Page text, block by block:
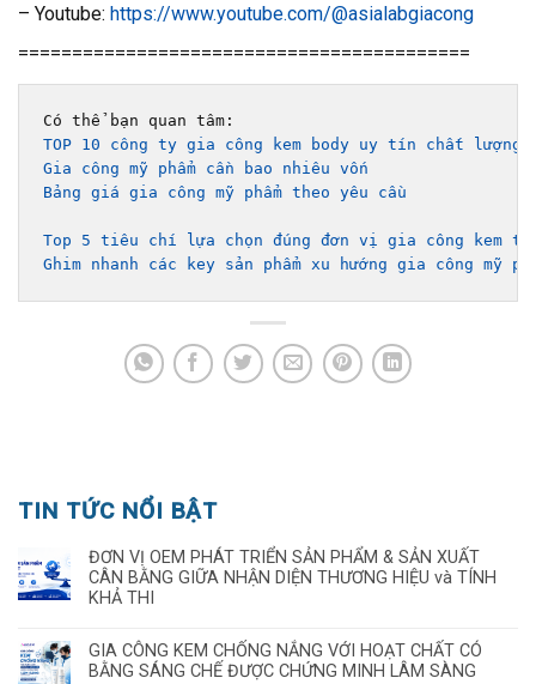
– Youtube: https://www.youtube.com/@asialabgiacong
==========================================
TOP 10 công ty gia công kem body uy tín chất lượng
Gia công mỹ phẩm cần bao nhiêu vốn
Bảng giá gia công mỹ phẩm theo yêu cầu
Top 5 tiêu chí lựa chọn đúng đơn vị gia công kem
Ghim nhanh các key sản phẩm xu hướng gia công mỹ
TIN TỨC NỔI BẬT
ĐƠN VỊ OEM PHÁT TRIỂN SẢN PHẨM & SẢN XUẤT
CÂN BẰNG GIỮA NHẬN DIỆN THƯƠNG HIỆU và TÍNH
KHẢ THI
GIA CÔNG KEM CHỐNG NẮNG VỚI HOẠT CHẤT CÓ
BẰNG SÁNG CHẾ ĐƯỢC CHỨNG MINH LÂM SÀNG